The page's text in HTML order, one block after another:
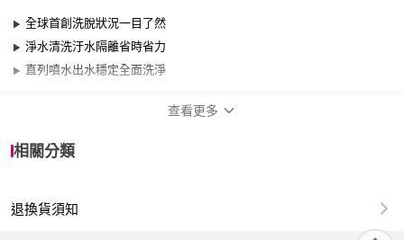
全球首創洗脫狀況一目了然
淨水清洗汙水隔離省時省力
直列噴水出水穩定全面洗淨
查看更多
相關分類
退換貨須知